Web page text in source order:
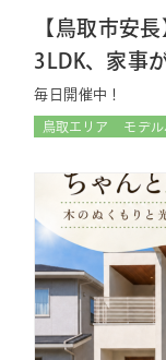
【鳥取市安
3LDK、家事
毎日開催中！
鳥取エリア モデル